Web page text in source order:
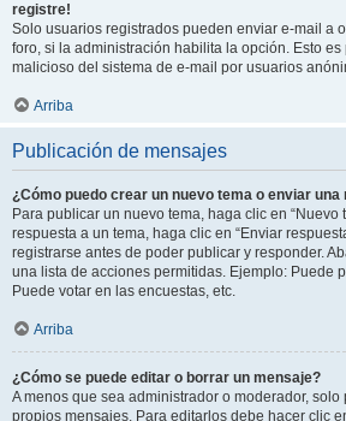
registre!
Solo usuarios registrados pueden enviar e-mail a
foro, si la administración habilita la opción. Esto
malicioso del sistema de e-mail por usuarios
Arriba
Publicación de mensajes
¿Cómo puedo crear un nuevo tema o enviar una
Para publicar un nuevo tema, haga clic en “Nuevo
respuesta a un tema, haga clic en “Enviar
registrarse antes de poder publicar y responder.
una lista de acciones permitidas. Ejemplo: Puede
Puede votar en las encuestas, etc.
Arriba
¿Cómo se puede editar o borrar un mensaje?
A menos que sea administrador o moderador,
propios mensajes. Para editarlos debe hacer clic